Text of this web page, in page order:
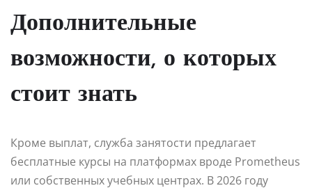
Дополнительные
возможности, о которых
стоит знать
Кроме выплат, служба занятости предлагает
бесплатные курсы на платформах вроде Prometheus
или собственных учебных центрах. В 2026 году